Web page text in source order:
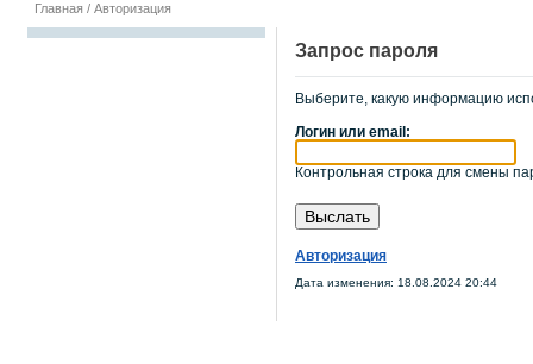
Главная / Авторизация
Запрос пароля
Выберите, какую информацию
Логин или email:
Контрольная строка для смены
Авторизация
Дата изменения: 18.08.2024 20:44